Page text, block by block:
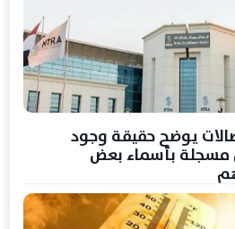
يوضح حقيقة وجود
بأسماء بعض